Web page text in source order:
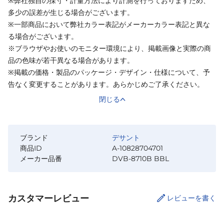
多少の誤差が生じる場合がございます。
※一部商品において弊社カラー表記がメーカーカラー表記と異な
る場合がございます。
※ブラウザやお使いのモニター環境により、掲載画像と実際の商
品の色味が若干異なる場合があります。
※掲載の価格・製品のパッケージ・デザイン・仕様について、予
告なく変更することがあります。あらかじめご了承ください。
閉じる
ブランド
デサント
商品ID
A-10828704701
メーカー品番
DVB-8710B BBL
カスタマーレビュー レビューを書く